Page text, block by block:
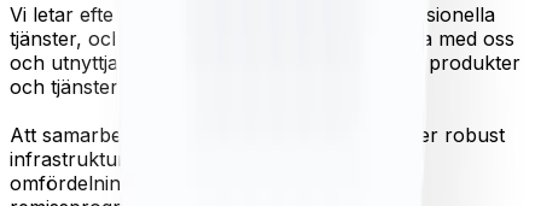
Vi letar efter mjukvaruleverantörer, IT-professionella
tjänster, och remisspartners för att samarbeta med oss
och utnyttja vårt API för att skapa innovativa produkter
och tjänster.
Att samarbeta med Xe Currency Data erbjuder robust
infrastruktur, väldokumenterat API,
omfördelningsmöjligheter, co-branding och